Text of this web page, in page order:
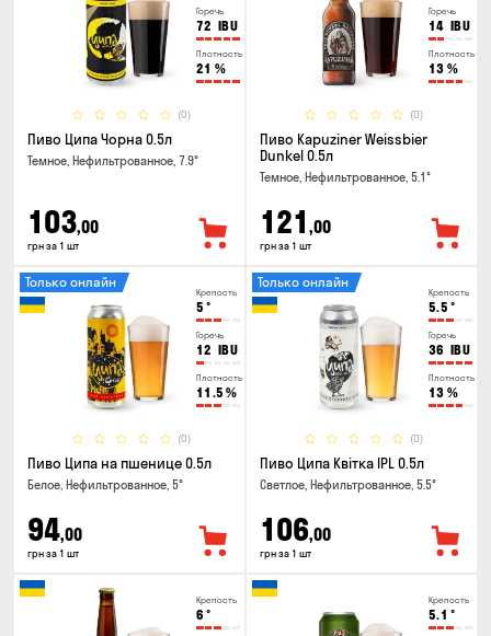
Горечь
72 IBU
Плотность
21 %
(0)
Пиво Ципа Чорна 0.5л
Темное, Нефильтрованное, 7.9°
103,00
грн за 1 шт
Горечь
14 IBU
Плотность
13 %
(0)
Пиво Kapuziner Weissbier
Dunkel 0.5л
Темное, Нефильтрованное, 5.1°
121 ,00
грн за 1 шт
Крепость
5 °
Горечь
12 IBU
Плотность
11.5 %
(0)
Только онлайн
Пиво Ципа на пшенице 0.5л
Белое, Нефильтрованное, 5°
94,00
грн за 1 шт
Крепость
5.5 °
Горечь
36 IBU
Плотность
13 %
(0)
Только онлайн
Пиво Ципа Квітка IPL 0.5л
Светлое, Нефильтрованное, 5.5°
106,00
грн за 1 шт
Крепость
6 °
Крепость
5.1 °